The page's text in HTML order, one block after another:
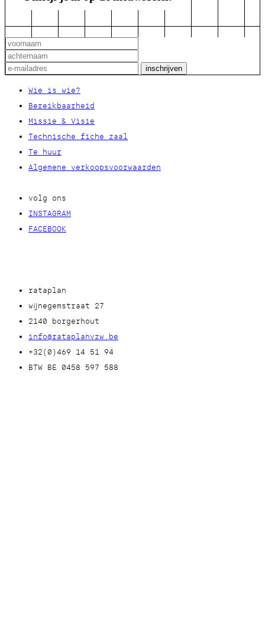
Wie is wie?
Bereikbaarheid
Missie & Visie
Technische fiche zaal
Te huur
Algemene verkoopsvoorwaarden
volg ons
INSTAGRAM
FACEBOOK
rataplan
wijnegemstraat 27
2140 borgerhout
info@rataplanvzw.be
+32(0)469 14 51 94
BTW BE 0458 597 588